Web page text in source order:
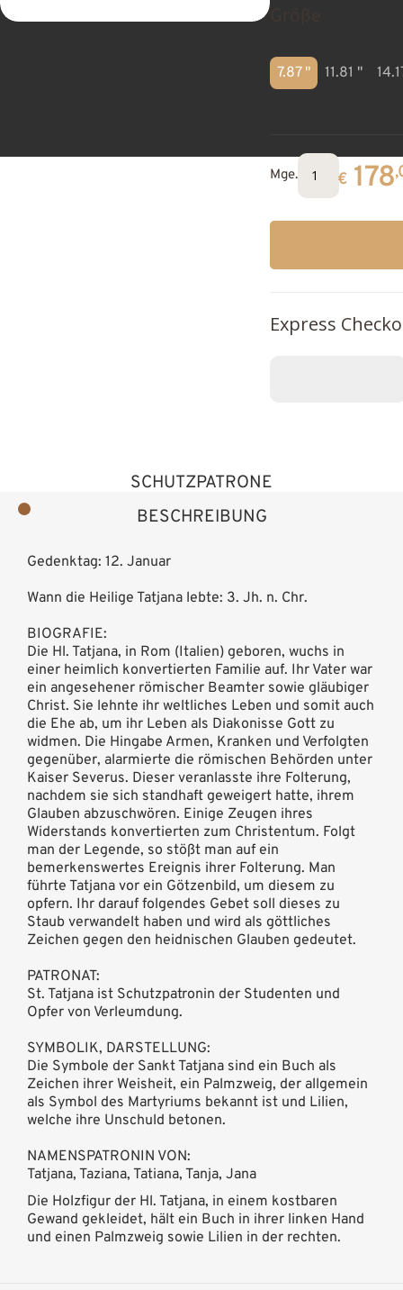
7.87 " 11.81 "
Mge. € 178
Express
BESCHREIBUNG
SCHUTZPATRONE
Gedenktag: 12. Januar
Wann die Heilige Tatjana lebte: 3. Jh. n. Chr.
BIOGRAFIE:
Die Hl. Tatjana, in Rom (Italien) geboren, wuchs in
einer heimlich konvertierten Familie auf. Ihr Vater war
ein angesehener römischer Beamter sowie gläubiger
Christ. Sie lehnte ihr weltliches Leben und somit auch
die Ehe ab, um ihr Leben als Diakonisse Gott zu
widmen. Die Hingabe Armen, Kranken und Verfolgten
gegenüber, alarmierte die römischen Behörden unter
Kaiser Severus. Dieser veranlasste ihre Folterung,
nachdem sie sich standhaft geweigert hatte, ihrem
Glauben abzuschwören. Einige Zeugen ihres
Widerstands konvertierten zum Christentum. Folgt
man der Legende, so stößt man auf ein
bemerkenswertes Ereignis ihrer Folterung. Man
führte Tatjana vor ein Götzenbild, um diesem zu
opfern. Ihr darauf folgendes Gebet soll dieses zu
Staub verwandelt haben und wird als göttliches
Zeichen gegen den heidnischen Glauben gedeutet.
PATRONAT:
St. Tatjana ist Schutzpatronin der Studenten und
Opfer von Verleumdung.
SYMBOLIK, DARSTELLUNG:
Die Symbole der Sankt Tatjana sind ein Buch als
Zeichen ihrer Weisheit, ein Palmzweig, der allgemein
als Symbol des Martyriums bekannt ist und Lilien,
welche ihre Unschuld betonen.
NAMENSPATRONIN VON:
Tatjana, Taziana, Tatiana, Tanja, Jana
Die Holzfigur der Hl. Tatjana, in einem kostbaren
Gewand gekleidet, hält ein Buch in ihrer linken Hand
und einen Palmzweig sowie Lilien in der rechten.